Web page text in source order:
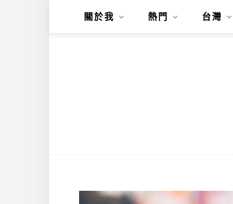
關於我 熱門 台灣